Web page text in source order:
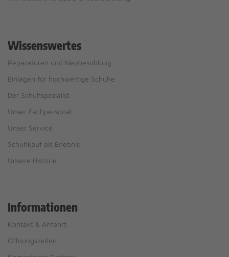
Wissenswertes
Reparaturen und Neubesohlung
Einlagen für hochwertige Schuhe
Der Schuhspezialist
Unser Fachpersonal
Unser Service
Schuhkauf als Erlebnis
Unsere Historie
Informationen
Kontakt & Anfahrt
Öffnungszeiten